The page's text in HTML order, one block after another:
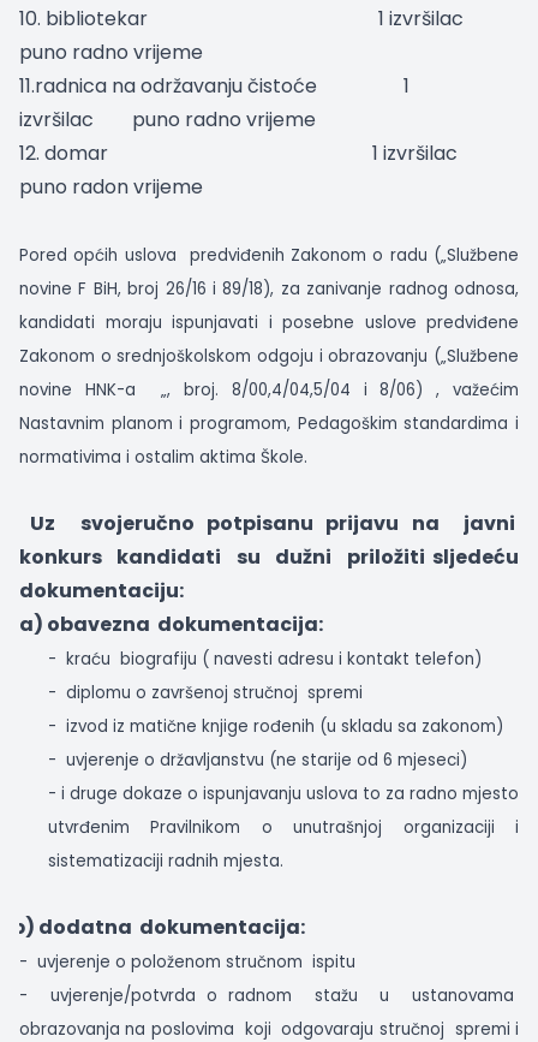
10. bibliotekar
1 izvršilac
puno radno vrijeme
11.radnica na održavanju čistoće
1
izvršilac
puno radno vrijeme
12. domar
1 izvršilac
puno radon vrijeme
Pored općih uslova
predviđenih Zakonom o radu („Službene
novine F BiH, broj 26/16 i 89/18), za zanivanje radnog odnosa,
kandidati moraju ispunjavati i posebne uslove predviđene
Zakonom o srednjoškolskom odgoju i obrazovanju („Službene
novine HNK-a
„, broj. 8/00,4/04,5/04 i 8/06) , važećim
Nastavnim planom i programom, Pedagoškim standardima i
normativima i ostalim aktima Škole.
Uz svojeručno potpisanu prijavu na
javni
konkurs kandidati su dužni
priložiti sljedeću
dokumentaciju:
a) obavezna dokumentacija:
- kraću biografiju ( navesti adresu i kontakt telefon)
- diplomu o završenoj stručnoj spremi
- izvod iz matične knjige rođenih (u skladu sa zakonom)
- uvjerenje o državljanstvu (ne starije od 6 mjeseci)
- i druge dokaze o ispunjavanju uslova to za radno mjesto
utvrđenim Pravilnikom o unutrašnjoj organizaciji i
sistematizaciji radnih mjesta.
b) dodatna dokumentacija:
- uvjerenje o položenom stručnom ispitu
-
uvjerenje/potvrda o radnom stažu u
ustanovama
obrazovanja na poslovima koji odgovaraju stručnoj spremi i